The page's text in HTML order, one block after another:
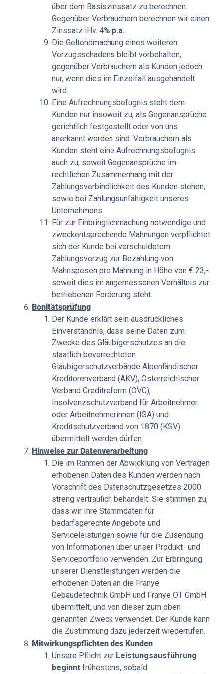
über dem Basiszinssatz zu berechnen.
Gegenüber Verbrauchern berechnen wir einen
Zinssatz iHv. 4% p.a.
Die Geltendmachung eines weiteren
Verzugsschadens bleibt vorbehalten,
gegenüber Verbrauchern als Kunden jedoch
nur, wenn dies im Einzelfall ausgehandelt
wird.
Eine Aufrechnungsbefugnis steht dem
Kunden nur insoweit zu, als Gegenansprüche
gerichtlich festgestellt oder von uns
anerkannt worden sind. Verbrauchern als
Kunden steht eine Aufrechnungsbefugnis
auch zu, soweit Gegenansprüche im
rechtlichen Zusammenhang mit der
Zahlungsverbindlichkeit des Kunden stehen,
sowie bei Zahlungsunfähigkeit unseres
Unternehmens.
Für zur Einbringlichmachung notwendige und
zweckentsprechende Mahnungen verpflichtet
sich der Kunde bei verschuldetem
Zahlungsverzug zur Bezahlung von
Mahnspesen pro Mahnung in Höhe von € 23,-
soweit dies im angemessenen Verhältnis zur
betriebenen Forderung steht.
Bonitätsprüfung
Der Kunde erklärt sein ausdrückliches
Einverständnis, dass seine Daten zum
Zwecke des Gläubigerschutzes an die
staatlich bevorrechteten
Gläubigerschutzverbände Alpenländischer
Kreditorenverband (AKV), Österreichischer
Verband Creditreform (ÖVC),
Insolvenzschutzverband für Arbeitnehmer
oder Arbeitnehmerinnen (ISA) und
Kreditschutzverband von 1870 (KSV)
übermittelt werden dürfen.
Hinweise zur Datenverarbeitung
Die im Rahmen der Abwicklung von Verträgen
erhobenen Daten des Kunden werden nach
Vorschrift des Datenschutzgesetzes 2000
streng vertraulich behandelt. Sie stimmen zu,
dass wir Ihre Stammdaten für
bedarfsgerechte Angebote und
Serviceleistungen sowie für die Zusendung
von Informationen über unser Produkt- und
Serviceportfolio verwenden. Zur Erbringung
unserer Dienstleistungen werden die
erhobenen Daten an die Franye
Gebäudetechnik GmbH und Franye OT GmbH
übermittelt, und von dieser zum oben
genannten Zweck verwendet. Der Kunde kann
die Zustimmung dazu jederzeit wiederrufen.
Mitwirkungspflichten des Kunden
Unsere Pflicht zur Leistungsausführung
beginnt frühestens, sobald